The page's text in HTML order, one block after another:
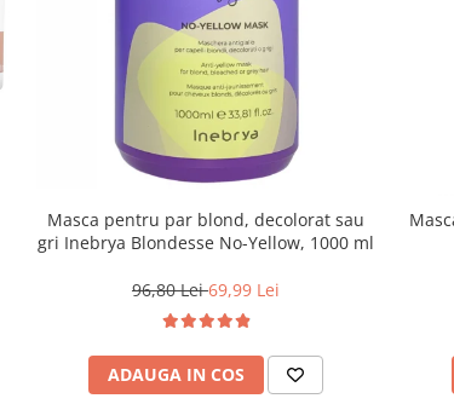
Masca pentru par blond, decolorat sau
gri Inebrya Blondesse No-Yellow, 1000 ml
96,80 Lei69,99 Lei
ADAUGA IN COS